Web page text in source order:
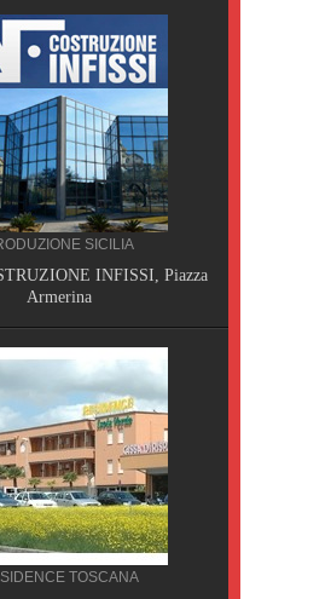
SICILIA
INFISSI, Piazza
Armerina
TOSCANA